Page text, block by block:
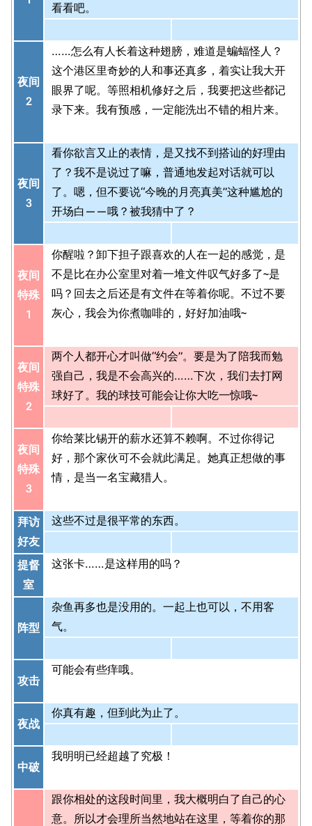
看看吧。
夜间
2
……怎么有人长着这种翅膀，难道是蝙蝠怪人？
这个港区里奇妙的人和事还真多，着实让我大开
眼界了呢。等照相机修好之后，我要把这些都记
录下来。我有预感，一定能洗出不错的相片来。
夜间
3
看你欲言又止的表情，是又找不到搭讪的好理由
了？我不是说过了嘛，普通地发起对话就可以
了。嗯，但不要说“今晚的月亮真美”这种尴尬的
开场白——哦？被我猜中了？
夜间
特殊
1
你醒啦？卸下担子跟喜欢的人在一起的感觉，是
不是比在办公室里对着一堆文件叹气好多了~是
吗？回去之后还是有文件在等着你呢。不过不要
灰心，我会为你煮咖啡的，好好加油哦~
夜间
特殊
2
两个人都开心才叫做“约会”。要是为了陪我而勉
强自己，我是不会高兴的……下次，我们去打网
球好了。我的球技可能会让你大吃一惊哦~
夜间
特殊
3
你给莱比锡开的薪水还算不赖啊。不过你得记
好，那个家伙可不会就此满足。她真正想做的事
情，是当一名宝藏猎人。
拜访
好友
这些不过是很平常的东西。
提督
室
这张卡……是这样用的吗？
阵型
杂鱼再多也是没用的。一起上也可以，不用客
气。
攻击
可能会有些痒哦。
夜战
你真有趣，但到此为止了。
中破
我明明已经超越了究极！
跟你相处的这段时间里，我大概明白了自己的心
意。所以才会理所当然地站在这里，等着你的那